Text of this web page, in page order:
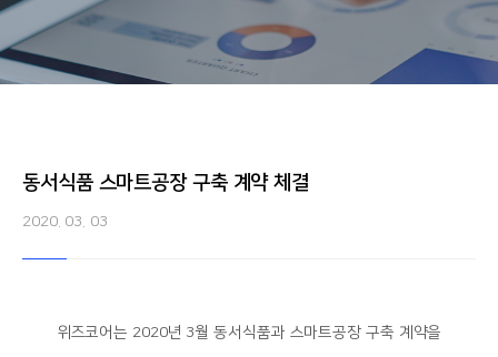
동서식품 스마트공장 구축 계약 체결
2020. 03. 03
위즈코어는 2020년 3월 동서식품과 스마트공장 구축 계약을